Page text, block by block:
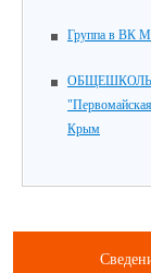
Группа в ВК
Крым